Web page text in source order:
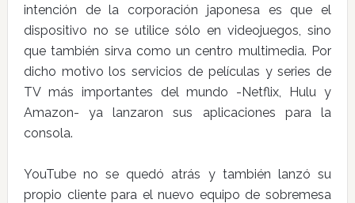
intención de la corporación japonesa es que el
dispositivo no se utilice sólo en videojuegos, sino
que también sirva como un centro multimedia. Por
dicho motivo los servicios de películas y series de
TV más importantes del mundo -Netflix, Hulu y
Amazon- ya lanzaron sus aplicaciones para la
consola.
YouTube no se quedó atrás y también lanzó su
propio cliente para el nuevo equipo de sobremesa